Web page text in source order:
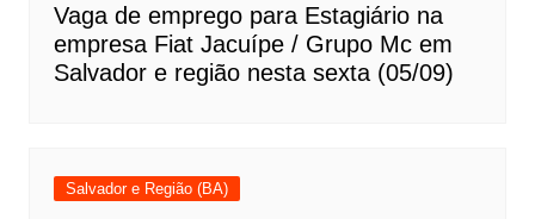
Vaga de emprego para Estagiário na
empresa Fiat Jacuípe / Grupo Mc em
Salvador e região nesta sexta (05/09)
Salvador e Região (BA)